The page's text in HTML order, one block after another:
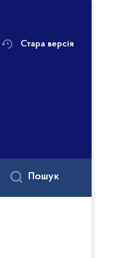
Стара версія
Пошук